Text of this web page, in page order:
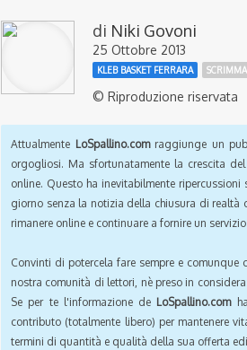
di Niki Govoni
25 Ottobre 2013
KLEB BASKET FERRARA
© Riproduzione riservata
Attualmente LoSpallino.comraggiunge un
orgogliosi. Ma sfortunatamente la crescita
online. Questo ha inevitabilmente
giorno senza la notizia della chiusura di realtà
rimanere online e continuare a fornire un
Convinti di potercela fare sempre e
nostra comunità di lettori, nè preso in
Se per te l'informazione de LoSpallino.comha
contributo (totalmente libero) per mantenere
termini di quantità e qualità della sua offerta